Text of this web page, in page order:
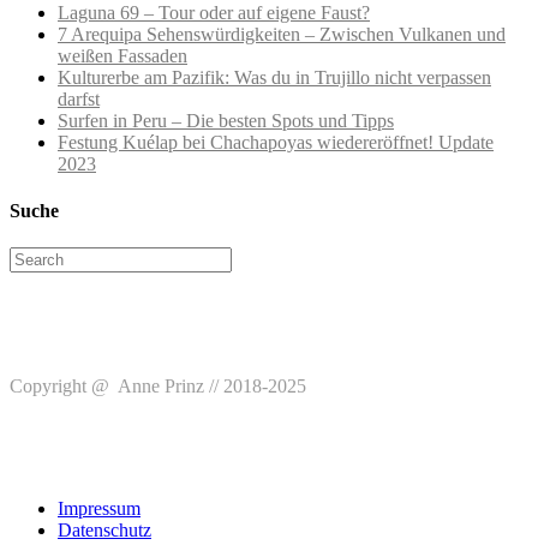
Laguna 69 – Tour oder auf eigene Faust?
7 Arequipa Sehenswürdigkeiten – Zwischen Vulkanen und
weißen Fassaden
Kulturerbe am Pazifik: Was du in Trujillo nicht verpassen
darfst
Surfen in Peru – Die besten Spots und Tipps
Festung Kuélap bei Chachapoyas wiedereröffnet! Update
2023
Suche
Search
for:
Copyright @ Anne Prinz // 2018-2025
Impressum
Datenschutz